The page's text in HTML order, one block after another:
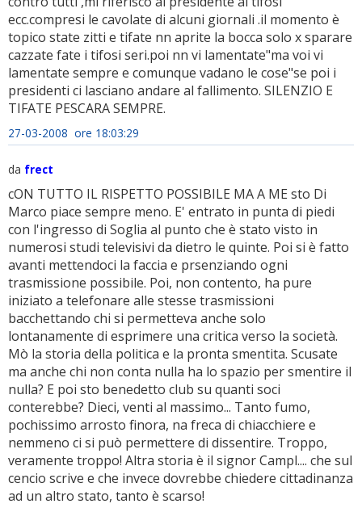
ecc.compresi le cavolate di alcuni giornali .il momento è
topico state zitti e tifate nn aprite la bocca solo x sparare
cazzate fate i tifosi seri.poi nn vi lamentate"ma voi vi
lamentate sempre e comunque vadano le cose"se poi i
presidenti ci lasciano andare al fallimento. SILENZIO E
TIFATE PESCARA SEMPRE.
27-03-2008 ore 18:03:29
da frect
cON TUTTO IL RISPETTO POSSIBILE MA A ME sto Di
Marco piace sempre meno. E' entrato in punta di piedi
con l'ingresso di Soglia al punto che è stato visto in
numerosi studi televisivi da dietro le quinte. Poi si è fatto
avanti mettendoci la faccia e prsenziando ogni
trasmissione possibile. Poi, non contento, ha pure
iniziato a telefonare alle stesse trasmissioni
bacchettando chi si permetteva anche solo
lontanamente di esprimere una critica verso la società.
Mò la storia della politica e la pronta smentita. Scusate
ma anche chi non conta nulla ha lo spazio per smentire il
nulla? E poi sto benedetto club su quanti soci
conterebbe? Dieci, venti al massimo... Tanto fumo,
pochissimo arrosto finora, na freca di chiacchiere e
nemmeno ci si può permettere di dissentire. Troppo,
veramente troppo! Altra storia è il signor Campl.... che sul
cencio scrive e che invece dovrebbe chiedere cittadinanza
ad un altro stato, tanto è scarso!